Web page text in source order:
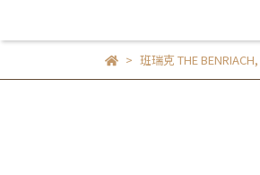
班瑞克 THE BENRIACH,